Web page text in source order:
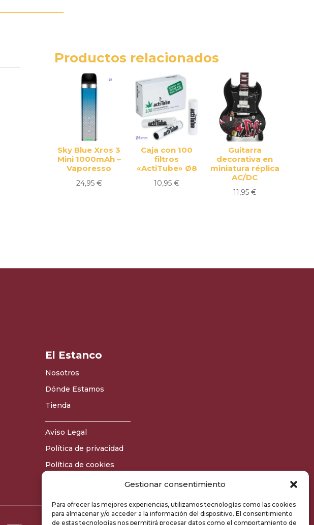
Gestionar consentimiento
Para ofrecer las mejores experiencias, utilizamos tecnologías como las cookies
para almacenar y/o acceder a la información del dispositivo. El consentimiento
de estas tecnologías nos permitirá procesar datos como el comportamiento de
Productos relacionados
Sky Blue Xros 3
Mini 1000mAh –
Vaporesso
24,95 €
Caja con 100
filtros
«ActiTube» Ø8
10,95€
Guitarra
decorativa en
miniatura réplica
AC/DC
11,95 €
El Estanco
Nosotros
Dónde Estamos
Tienda
Aviso Legal
Política de privacidad
Política de cookies